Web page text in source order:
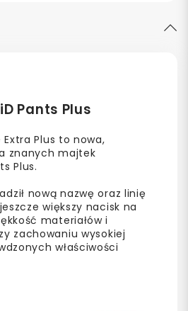
Pants Plus
Plus to nowa,
znanych majtek
Plus.
nową nazwę oraz linię
większy nacisk na
materiałów i
zachowaniu wysokiej
właściwości